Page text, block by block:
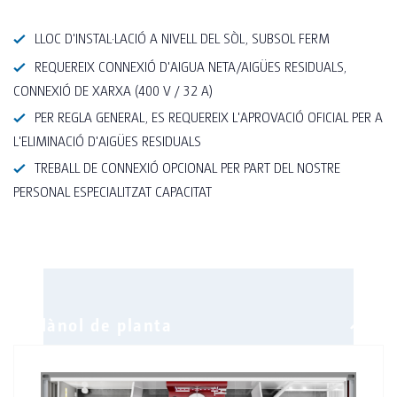
LLOC D'INSTAL·LACIÓ A NIVELL DEL SÒL, SUBSOL FERM
REQUEREIX CONNEXIÓ D'AIGUA NETA/AIGÜES RESIDUALS,
CONNEXIÓ DE XARXA (400 V / 32 A)
PER REGLA GENERAL, ES REQUEREIX L'APROVACIÓ OFICIAL PER A
L'ELIMINACIÓ D'AIGÜES RESIDUALS
TREBALL DE CONNEXIÓ OPCIONAL PER PART DEL NOSTRE
PERSONAL ESPECIALITZAT CAPACITAT
• Altura exterior sense argolles d'elevació: 2.920
de tocador